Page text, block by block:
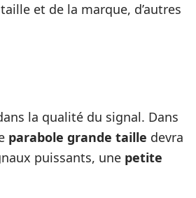
et de la marque, d’autres
la qualité du signal. Dans
parabole grande taille devra
puissants, une petite